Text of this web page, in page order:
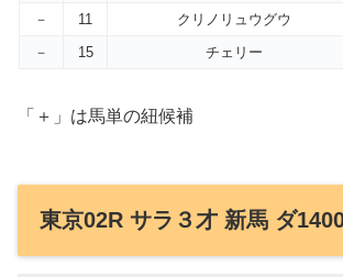
－
11 クリノリュウグウ
－
15 チェリー
「＋」は馬単の紐候補
東京02R サラ３才 新馬 ダ